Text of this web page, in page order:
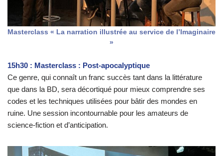
Masterclass « La narration illustrée au service de l’Imaginaire
»
15h30 : Masterclass : Post-apocalyptique
Ce genre, qui connaît un franc succès tant dans la littérature
que dans la BD, sera décortiqué pour mieux comprendre ses
codes et les techniques utilisées pour bâtir des mondes en
ruine. Une session incontournable pour les amateurs de
science-fiction et d’anticipation.